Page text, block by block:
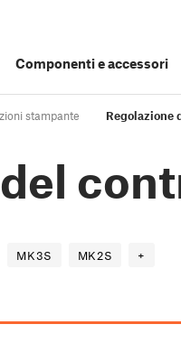
Componenti e accessori
stampante Regolazione
MK3S MK2S +